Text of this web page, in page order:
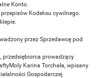
Konto.
Kodeksu cywilnego.
przez Sprzedawcę pod
przedsiębiorca prowadzący
Karina Torchała, wpisany
Gospodarczej